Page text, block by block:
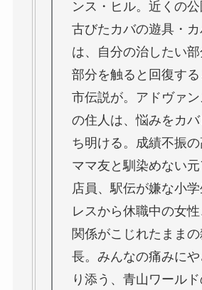
ンス・ヒル。近くの
古びたカバの遊具・
は、自分の治したい
部分を触ると回復す
市伝説が。アドヴァ
の住人は、悩みをカ
ち明ける。成績不振の
ママ友と馴染めない
店員、駅伝が嫌な小学
レスから休職中の女
関係がこじれたまま
長。みんなの痛みに
り添う、青山ワール